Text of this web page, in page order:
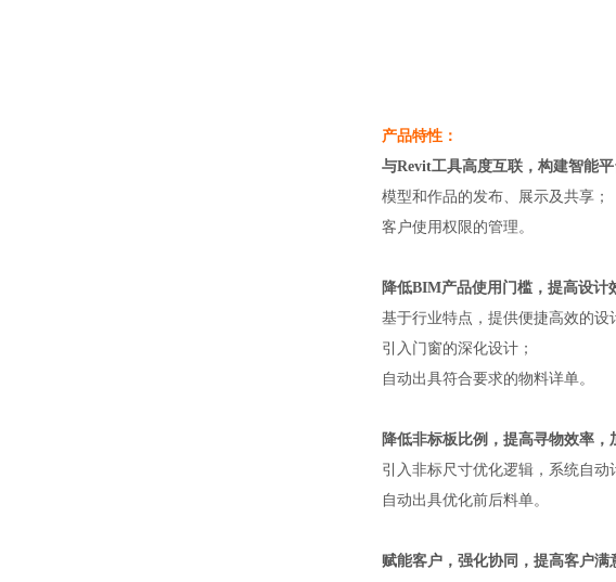
产品特性：
与Revit工具高度互联，构建智能平
模型和作品的发布、展示及共享；
客户使用权限的管理。
降低BIM产品使用门槛，提高设计
基于行业特点，提供便捷高效的设
引入门窗的深化设计；
自动出具符合要求的物料详单。
降低非标板比例，提高寻物效率，
引入非标尺寸优化逻辑，系统自动
自动出具优化前后料单。
赋能客户，强化协同，提高客户满